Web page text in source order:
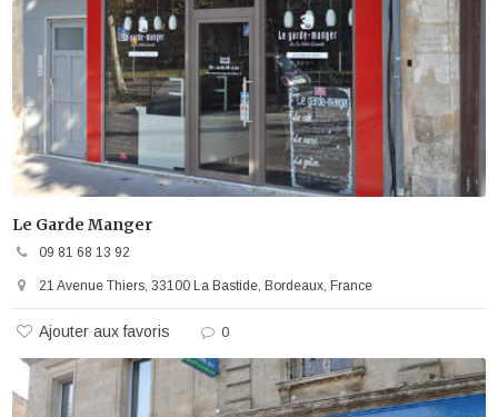
Le Garde Manger
09 81 68 13 92
21 Avenue Thiers, 33100 La Bastide, Bordeaux, France
Ajouter aux favoris 0